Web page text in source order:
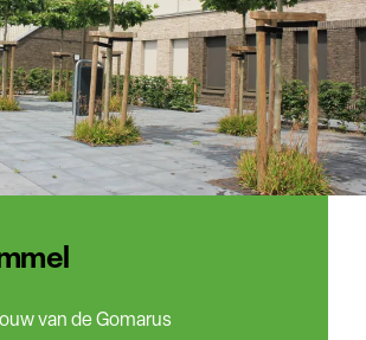
van de Gomar­us